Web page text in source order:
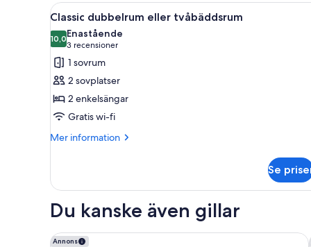
Öppna
alla
foton
för
Classic
dubbelrum
eller
tvåbäddsrum
Ett hotellrum med två
6
Classic dubbelrum eller tvåbäddsrum
10,010,0 av 10
Enastående
3 recensioner
(3 recensioner)
1 sovrum
2 sovplatser
2 enkelsängar
Gratis wi-fi
Mer information
Mer
dubbelrum
tvåbäddsrum
Se
Du kanske även gillar
Annons
The Marylebone Hotel